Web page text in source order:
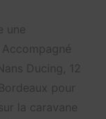
une
. Accompagné
Ducing, 12
pour
la caravane